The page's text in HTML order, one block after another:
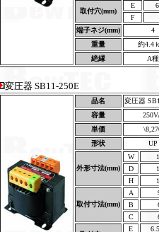
取付穴(mm)
E
F
端子ネジ(mm)
4
重量
約4.4
絶縁
A種
変圧器 SB11-250E
品名
変圧器
容量
単価
形状
UP
外形寸法(mm)
W
D
H
取付寸法(mm)
A
B
C
E